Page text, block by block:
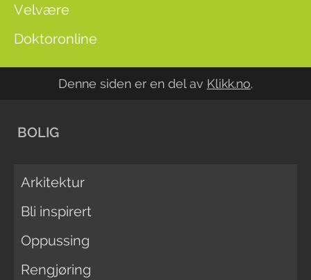
Velvære
Doktoronline
Denne siden er en del av Klikk.no.
BOLIG
Arkitektur
Bli inspirert
Oppussing
Rengjøring